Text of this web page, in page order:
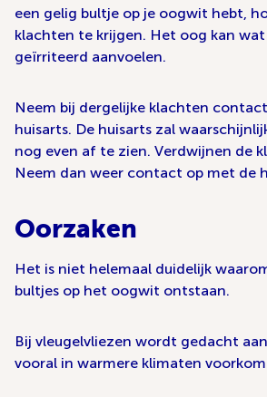
een gelig bultje op je oogwit hebt,
klachten te krijgen. Het oog kan
geïrriteerd aanvoelen.
Neem bij dergelijke klachten
huisarts. De huisarts zal
nog even af te zien. Verdwijnen de
Neem dan weer contact op met de
Oorzaken
Het is niet helemaal duidelijk
bultjes op het oogwit ontstaan.
Bij vleugelvliezen wordt gedacht
vooral in warmere klimaten